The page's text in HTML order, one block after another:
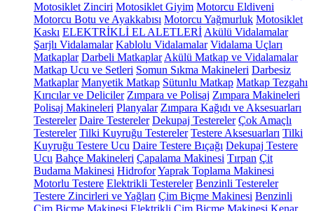
Motosiklet Zinciri Motosiklet Giyim Motorcu Eldiveni
Motorcu Botu ve Ayakkabısı Motorcu Yağmurluk Motosiklet
Kaskı ELEKTRİKLİ EL ALETLERİ Akülü Vidalamalar
Şarjlı Vidalamalar Kablolu Vidalamalar Vidalama Uçları
Matkaplar Darbeli Matkaplar Akülü Matkap ve Vidalamalar
Matkap Ucu ve Setleri Somun Sıkma Makineleri Darbesiz
Matkaplar Manyetik Matkap Sütunlu Matkap Matkap Tezgahı
Kırıcılar ve Deliciler Zımpara ve Polisaj Zımpara Makineleri
Polisaj Makineleri Planyalar Zımpara Kağıdı ve Aksesuarları
Testereler Daire Testereler Dekupaj Testereler Çok Amaçlı
Testereler Tilki Kuyruğu Testereler Testere Aksesuarları Tilki
Kuyruğu Testere Ucu Daire Testere Bıçağı Dekupaj Testere
Ucu Bahçe Makineleri Çapalama Makinesi Tırpan Çit
Budama Makinesi HidroforYaprak Toplama Makinesi
Motorlu Testere Elektrikli Testereler Benzinli Testereler
Testere Zincirleri ve Yağları Çim Biçme Makinesi Benzinli
Çim Biçme Makinesi Elektrikli Çim Biçme Makinesi Kenar